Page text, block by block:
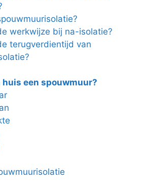
werkwijze bij na-isolatie?
terugverdientijd van
een spouwmuur?